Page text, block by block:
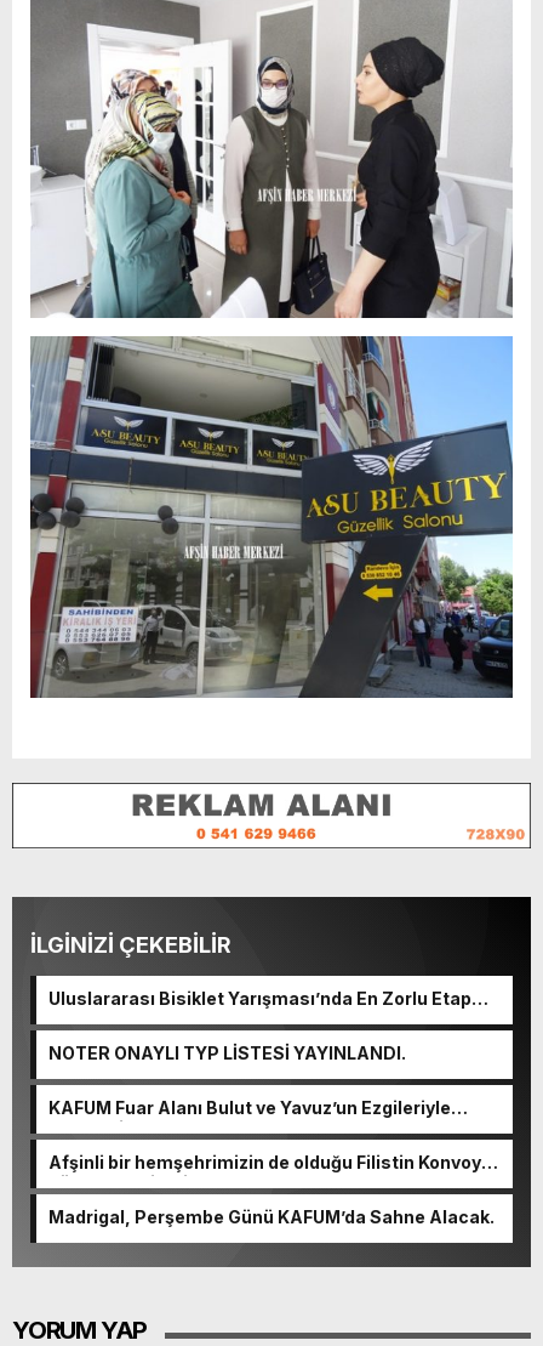
İLGİNİZİ ÇEKEBİLİR
Uluslararası Bisiklet Yarışması’nda En Zorlu Etap
NOTER ONAYLI TYP LİSTESİ YAYINLANDI.
KAFUM Fuar Alanı Bulut ve Yavuz’un Ezgileriyle
Şenlendi.
Afşinli bir hemşehrimizin de olduğu Filistin Konvoyu,
güçlenerek ilerliyor.
Madrigal, Perşembe Günü KAFUM’da Sahne Alacak.
YORUM YAP